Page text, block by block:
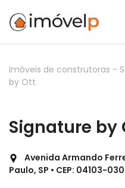
Imóveis de construtoras -
by Ott
Signature by
Avenida Armando
Paulo, SP • CEP: 04103-030